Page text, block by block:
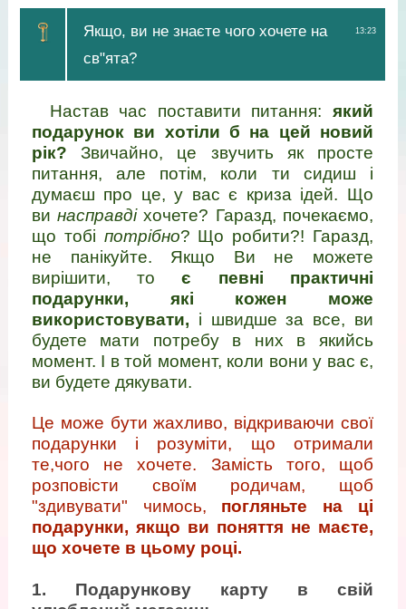
13:23
Якщо, ви не знаєте чого хочете на
св"ята?
Настав час поставити питання: який
подарунок ви хотіли б на цей новий
рік? Звичайно, це звучить як просте
питання, але потім, коли ти сидиш і
думаєш про це, у вас є криза ідей. Що
винасправдіхочете? Гаразд, почекаємо,
що тобі потрібно? Що робити?! Гаразд,
не панікуйте. Якщо Ви не можете
вирішити, тоє певні практичні
подарунки, які кожен може
використовувати, і швидше за все, ви
будете мати потребу в них в якийсь
момент. І в той момент, коли вони у вас є,
ви будете дякувати.
Це може бути жахливо, відкриваючи свої
подарунки і розуміти, що отримали
те,чого не хочете. Замість того, щоб
розповісти своїм родичам, щоб
"здивувати" чимось,
погляньте на ці
подарунки, якщо ви поняття не маєте,
що хочете в цьому році.
1. Подарункову карту в свій